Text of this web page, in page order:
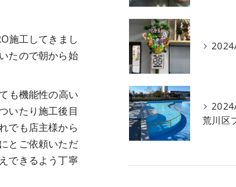
施工してきまし
たので朝から始
も機能性の高い
いたり施工後目
でも店主様から
とご依頼いただ
できるよう丁寧
荒川区